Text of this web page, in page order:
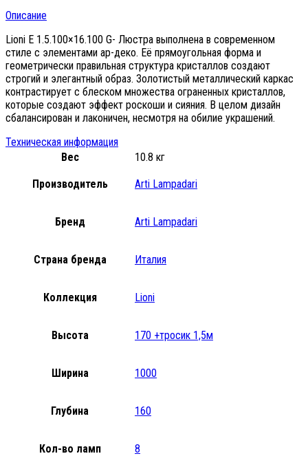
Описание
Lioni E 1.5.100×16.100 G- Люстра выполнена в современном
стиле с элементами ар-деко. Её прямоугольная форма и
геометрически правильная структура кристаллов создают
строгий и элегантный образ. Золотистый металлический каркас
контрастирует с блеском множества ограненных кристаллов,
которые создают эффект роскоши и сияния. В целом дизайн
сбалансирован и лаконичен, несмотря на обилие украшений.
Техническая информация
Вес
10.8 кг
Производитель Arti Lampadari
Бренд Arti Lampadari
Страна бренда Италия
Коллекция Lioni
Высота 170 +тросик 1,5м
Ширина 1000
Глубина 160
Кол-во ламп 8